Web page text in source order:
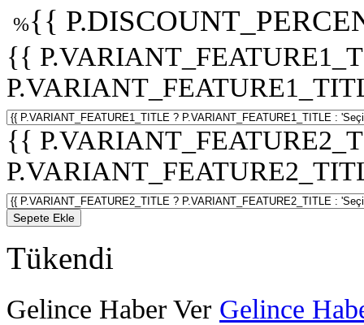
%{{
{{
{{
Sepete Ekle
Tükendi
Gelince Haber Ver Gelince